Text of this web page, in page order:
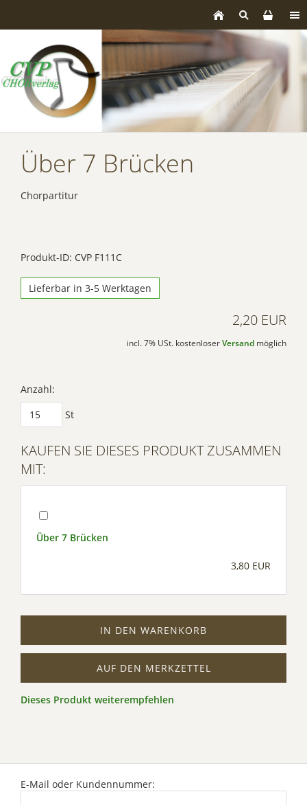
Über 7 Brücken
Chorpartitur
Produkt-ID: CVP F111C
Lieferbar in 3-5 Werktagen
2,20 EUR
incl. 7% USt. kostenloser Versand möglich
Anzahl:
St
KAUFEN SIE DIESES PRODUKT ZUSAMMEN
MIT:
Über 7 Brücken
3,80 EUR
IN DEN WARENKORB
AUF DEN MERKZETTEL
Dieses Produkt weiterempfehlen
E-Mail oder Kundennummer: